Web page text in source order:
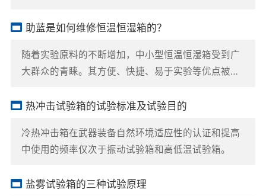
助蓝是如何维修恒温恒湿箱的？
随着实验原料的不断增加，中小型恒温恒湿箱受到广
大群众的青睐。其方便、快捷、易于实验等优点被用
材料、食品在各种自然环境下的特征抗压强度测试。
常见故障。遇到常见故障，要立即寻找常见故障发生
的区域，“对症治疗”不能
热冲击试验箱的试验标准及试验目的
冷热冲击箱在武器装备自然环境适应性的认证和提高
中使用的频率仅次于振动试验箱和高低温试验箱。
盐雾试验箱的三种试验原理